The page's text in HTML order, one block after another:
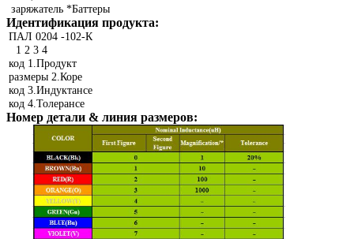
заряжатель *Баттеры
Идентификация продукта:
ПАЛ 0204 -102-К
1 2 3 4
код 1.Продукт
размеры 2.Коре
код 3.Индуктансе
код 4.Толерансе
Номер детали & линия размеров: